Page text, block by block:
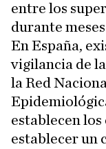
entre los
durante
En España,
vigilancia de
la Red
establecen
establecer un